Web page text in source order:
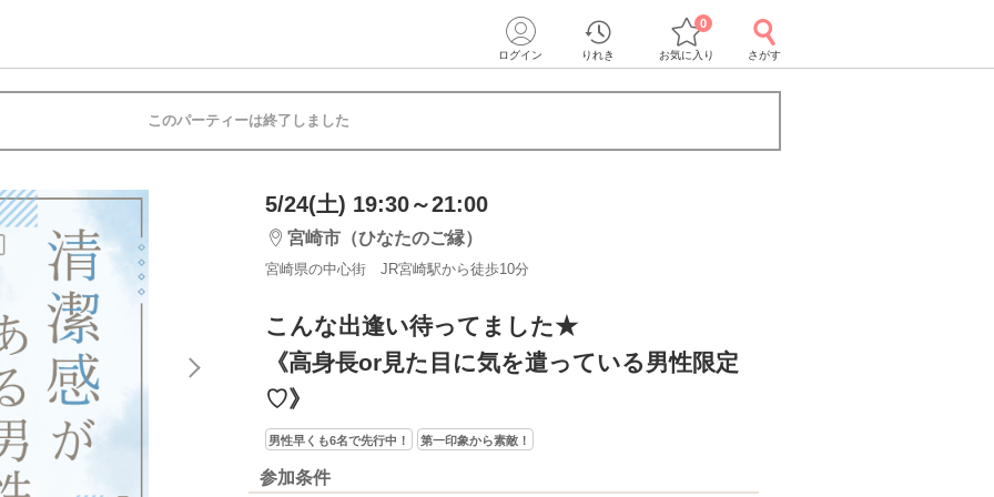
ログイン りれき お気に入り
0
さがす
このパーティーは終了しました
5/24(土) 19:30～21:00
宮崎市（ひなたのご縁）
宮崎県の中心街 JR宮崎駅から徒歩10分
こんな出逢い待ってました★
《高身長or見た目に気を遣っている男性限定
♡》
男性早くも6名で先行中！ 第一印象から素敵！
参加条件